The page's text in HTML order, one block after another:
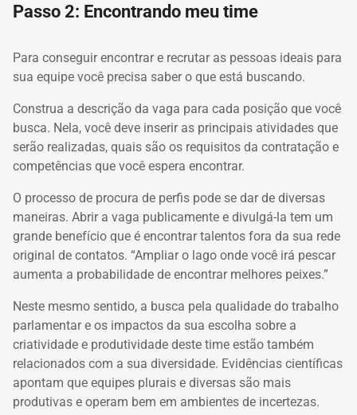
Passo 2: Encontrando meu time
Para conseguir encontrar e recrutar as pessoas ideais para
sua equipe você precisa saber o que está buscando.
Construa a descrição da vaga para cada posição que você
busca. Nela, você deve inserir as principais atividades que
serão realizadas, quais são os requisitos da contratação e
competências que você espera encontrar.
O processo de procura de perfis pode se dar de diversas
maneiras. Abrir a vaga publicamente e divulgá-la tem um
grande benefício que é encontrar talentos fora da sua rede
original de contatos. “Ampliar o lago onde você irá pescar
aumenta a probabilidade de encontrar melhores peixes.”
Neste mesmo sentido, a busca pela qualidade do trabalho
parlamentar e os impactos da sua escolha sobre a
criatividade e produtividade deste time estão também
relacionados com a sua diversidade. Evidências científicas
apontam que equipes plurais e diversas são mais
produtivas e operam bem em ambientes de incertezas.